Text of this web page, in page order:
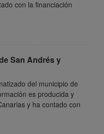
con la financiación
San Andrés y
del municipio de
es producida y
y ha contado con